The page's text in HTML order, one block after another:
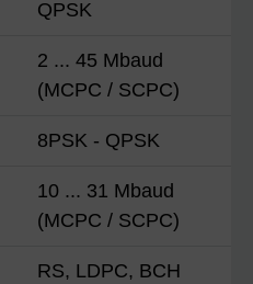
QPSK
2 ... 45 Mbaud
(MCPC / SCPC)
8PSK - QPSK
10 ... 31 Mbaud
(MCPC / SCPC)
RS, LDPC, BCH